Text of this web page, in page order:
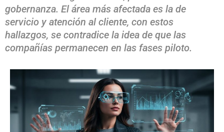
gobernanza. El área más afectada es la de
servicio y atención al cliente, con estos
hallazgos, se contradice la idea de que las
compañías permanecen en las fases piloto.